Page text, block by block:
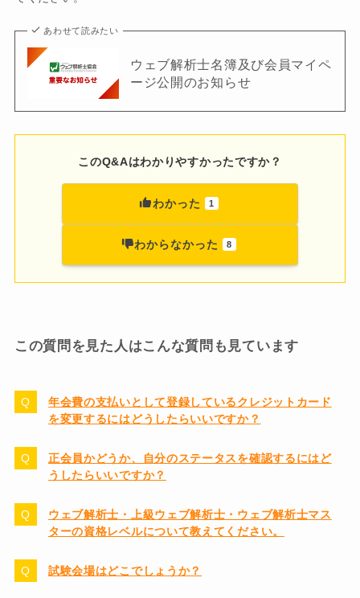
あわせて読みたい
ウェブ解析士名簿及び会員マイペ
ージ公開のお知らせ
このQ&Aはわかりやすかったですか？
わかった 1
わからなかった 8
この質問を見た人はこんな質問も見ています
年会費の支払いとして登録しているクレジットカード
を変更するにはどうしたらいいですか？
正会員かどうか、自分のステータスを確認するにはど
うしたらいいですか？
ウェブ解析士・上級ウェブ解析士・ウェブ解析士マス
ターの資格レベルについて教えてください。
試験会場はどこでしょうか？